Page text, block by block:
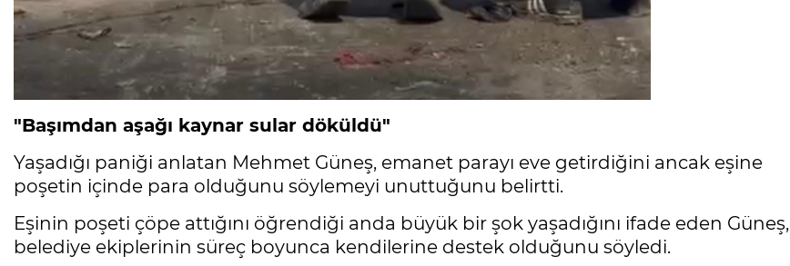
"Başımdan aşağı kaynar sular döküldü"
Yaşadığı paniği anlatan Mehmet Güneş, emanet parayı eve getirdiğini ancak eşine
poşetin içinde para olduğunu söylemeyi unuttuğunu belirtti.
Eşinin poşeti çöpe attığını öğrendiği anda büyük bir şok yaşadığını ifade eden Güneş,
belediye ekiplerinin süreç boyunca kendilerine destek olduğunu söyledi.